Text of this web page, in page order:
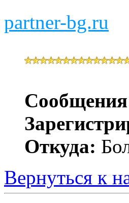
partner-bg.ru
Откуда:
Вернуться к